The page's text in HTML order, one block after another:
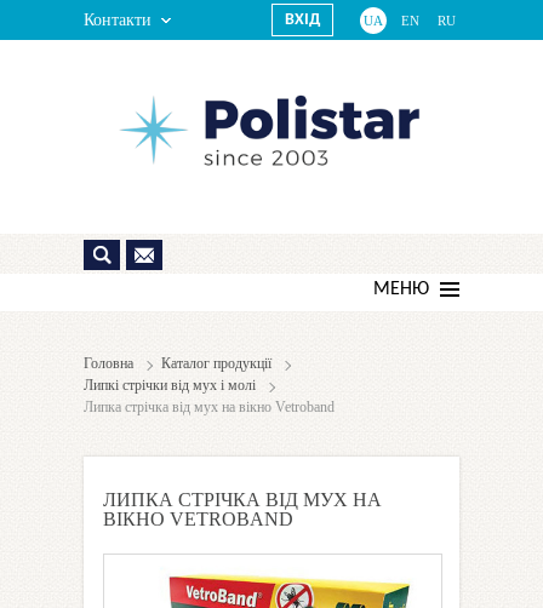
Контакти UA EN RU
ВХІД
МЕНЮ
Головна
Каталог продукції
Липкі стрічки від мух і молі
Липка стрічка від мух на вікно Vetroband
ЛИПКА СТРІЧКА ВІД МУХ НА
ВІКНО VETROBAND